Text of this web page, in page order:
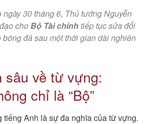
ngày 30 tháng 6, Thủ tướng Nguyễn
choBộ Tài chính tiếp tục sửa đổi
đá sau một thời gian dài nghiên
sâu về từ vựng:
chỉ là “Bộ”
tiếng Anh là sự đa nghĩa của từ vựng.